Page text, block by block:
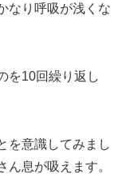
なり呼吸が浅くな
を10回繰り返し
を意識してみまし
ん息が吸えます。